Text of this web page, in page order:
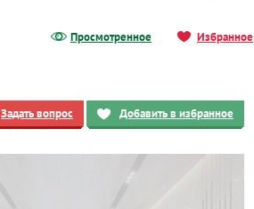
Просмотренное Избранное
Задать вопрос Добавить в избранное